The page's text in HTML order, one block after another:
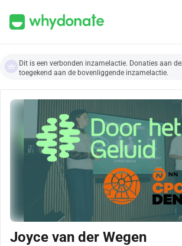
Dit is een verbonden inzamelactie. Donaties aan
toegekend aan de bovenliggende inzamelactie.
Joyce van der Wegen